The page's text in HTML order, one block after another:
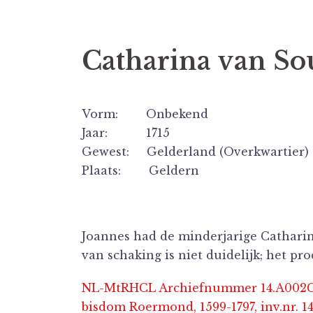
Catharina van
Vorm: Onbekend
Jaar: 1715
Gewest: Gelderland (Overkwartier)
Plaats: Geldern
Joannes had de minderjarige
van schaking is niet duidelijk; het
NL-MtRHCL Archiefnummer
bisdom Roermond, 1599-1797, inv.nr.